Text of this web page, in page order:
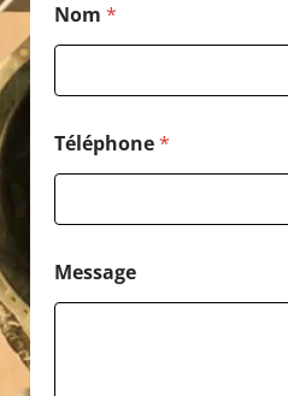
Nom *
Téléphone*
Message